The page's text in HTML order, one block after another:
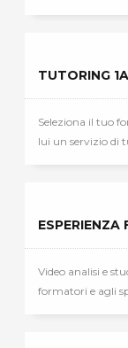
TUTORING
Seleziona il tuo
lui un servizio di
ESPERIENZA
Video analisi e
formatori e agli